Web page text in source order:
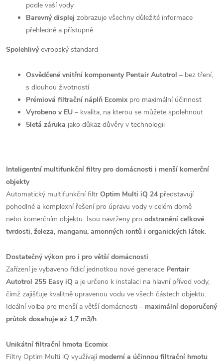
podle vaší vody
Barevný displej zobrazuje všechny důležité informace
přehledně a přístupně
Spolehlivýevropský standard
Osvědčené vnitřní komponenty Pentair Autotrol – bez tření,
s dlouhou životností
Prémiová filtrační náplň Ecomixpro maximální účinnost
Vyrobeno v EU – kvalita, na kterou se můžete spolehnout
5letá záruka jako důkaz důvěry v technologii
Inteligentní multifunkční filtry pro domácnosti i menší komerční
objekty
Automatický multifunkční filtr Optim Multi iQ 24 představují
pohodlné a komplexní řešení pro úpravu vody v celém domě
nebo komerčním objektu. Jsou navrženy pro odstranění celkové
tvrdosti, železa, manganu, amonných iontů i organických látek.
Dostatečný výkon pro i pro větší domácnosti
Zařízení je vybaveno řídicí jednotkou nové generace Pentair
Autotrol 255 Easy iQ a je určeno k instalaci na hlavní přívod vody,
čímž zajišťuje kvalitně upravenou vodu ve všech částech objektu.
Ideální volba pro menší a větší domácnosti – maximální doporučený
průtok dosahuje až 1,7 m3/h.
Unikátní filtrační hmota Ecomix
Filtry Optim Multi iQ využívají moderní a účinnou filtrační hmotu